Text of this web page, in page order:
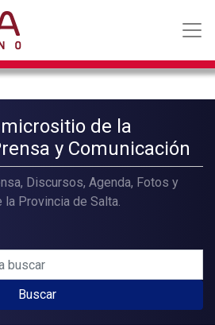
de la
y Comunicación
Discursos, Agenda, Fotos y
Provincia de Salta.
Buscar